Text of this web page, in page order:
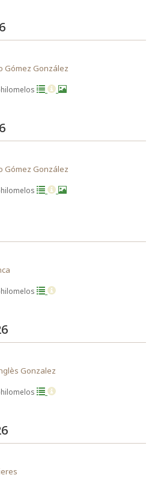
Gómez González
Gómez González
Gonzalez